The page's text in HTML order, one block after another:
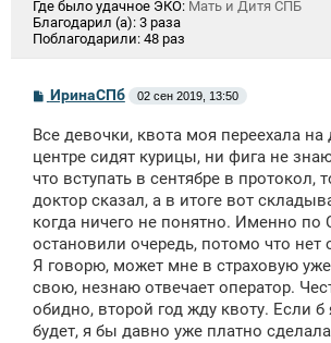
Где было удачное ЭКО: Мать и Дитя СПБ
Благодарил (а): 3 раза
Поблагодарили: 48 раз
С
б
щ
н
и
ИринаСПб 02 сен 2019, 13:50
Все девочки, квота моя переехала на
центре сидят курицы, ни фига не
что вступать в сентябре в протокол,
доктор сказал, а в итоге вот
когда ничего не понятно. Именно по
остановили очередь, потомо что нет
Я говорю, может мне в страховую
свою, незнаю отвечает оператор.
обидно, второй год жду квоту. Если б
будет, я бы давно уже платно